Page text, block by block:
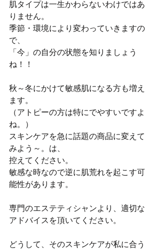
肌タイプは一生かわらないわけではあ
りません。
季節・環境により変わっていきますの
で、
「今」の自分の状態を知りましょう
ね！！
秋～冬にかけて敏感肌になる方も増え
ます。
（アトピーの方は特にでやすいですよ
ね。）
スキンケアを急に話題の商品に変えて
みよう～。は、
控えてください。
敏感な時なので逆に肌荒れを起こす可
能性があります。
専門のエステティシャンより、適切な
アドバイスを頂いてください。
どうして、そのスキンケアが私に合う